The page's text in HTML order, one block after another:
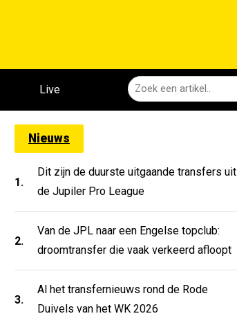
Live
Nieuws
1.
Dit zijn de duurste uitgaande transfers uit
de Jupiler Pro League
2.
Van de JPL naar een Engelse topclub:
droomtransfer die vaak verkeerd afloopt
3.
Al het transfernieuws rond de Rode
Duivels van het WK 2026